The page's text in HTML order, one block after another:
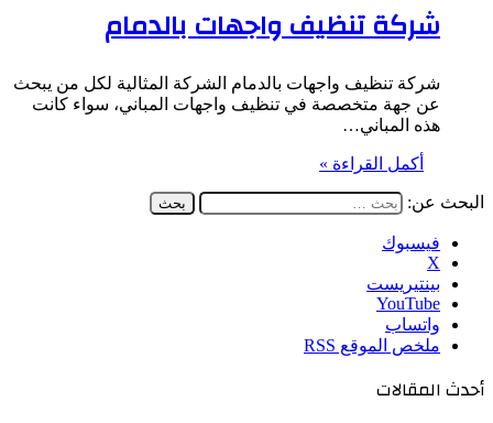
شركة تنظيف واجهات بالدمام
شركة تنظيف واجهات بالدمام الشركة المثالية لكل من يبحث
عن جهة متخصصة في تنظيف واجهات المباني، سواء كانت
هذه المباني…
أكمل القراءة »
البحث عن:
فيسبوك
‫X
بينتيريست
‫YouTube
واتساب
ملخص الموقع RSS
أحدث المقالات